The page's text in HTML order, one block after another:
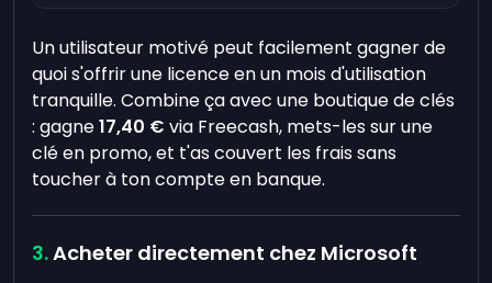
Un utilisateur motivé peut facilement gagner de
quoi s'offrir une licence en un mois d'utilisation
tranquille. Combine ça avec une boutique de clés
: gagne17,40 € via Freecash, mets-les sur une
clé en promo, et t'as couvert les frais sans
toucher à ton compte en banque.
Acheter directement chez Microsoft